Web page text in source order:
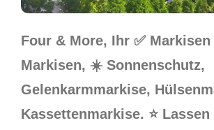
Four & More, Ihr ✅
Markisen, ☀️ Sonnenschutz,
Gelenkarmmarkise,
Kassettenmarkise. ⭐